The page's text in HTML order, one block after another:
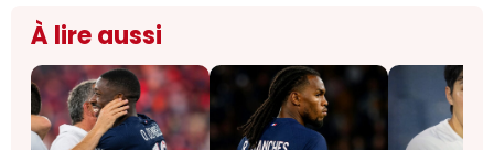
À lire aussi